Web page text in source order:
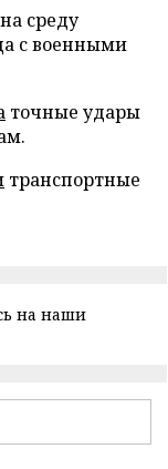
среду
с военными
точные удары
транспортные
на наши